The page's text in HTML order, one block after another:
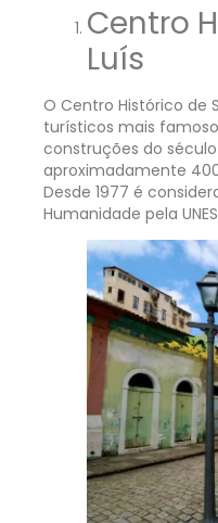
Centro
Luís
O Centro Histórico de
turísticos mais
construções do
aproximadamente
Desde 1977 é
Humanidade pela